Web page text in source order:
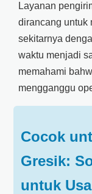
Layanan
dirancang untuk
sekitarnya
waktu menjadi
memahami
mengganggu
Cocok
Gresik:
untuk